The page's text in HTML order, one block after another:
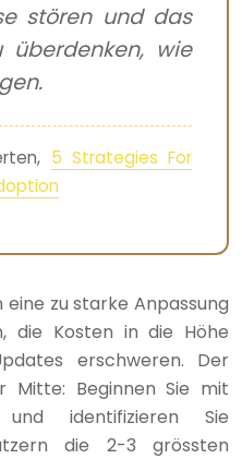
stören und das
überdenken, wie
5 Strategies For
zu starke Anpassung
die Kosten in die Höhe
erschweren. Der
Mitte: Beginnen Sie mit
identifizieren Sie
die 2-3 grössten